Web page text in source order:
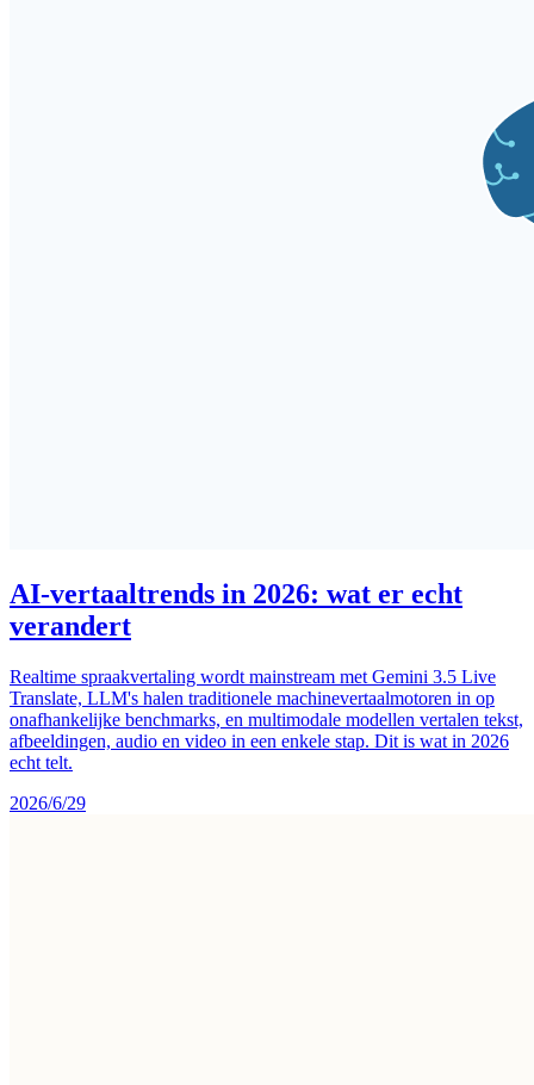
AI-vertaaltrends in 2026: wat er echt
verandert
Realtime spraakvertaling wordt mainstream met Gemini 3.5 Live
Translate, LLM's halen traditionele machinevertaalmotoren in op
onafhankelijke benchmarks, en multimodale modellen vertalen tekst,
afbeeldingen, audio en video in een enkele stap. Dit is wat in 2026
echt telt.
2026/6/29